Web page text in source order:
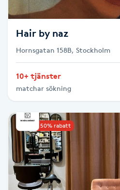
Fotvård
Fransar
Fransborttagning
Fransfärgning
Fransförlängning
Fransförlängning Megavolym
Fransförlängning Volym
Hair by naz
Hornsgatan 158B, Stockholm
10+ tjänster
matchar sökning
Upp till 50% rabatt